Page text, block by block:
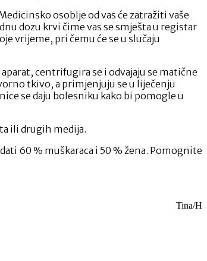
osoblje od vas će zatražiti vaše
dozu krvi čime vas se smješta u registar
vrijeme, pri čemu će se u slučaju
centrifugira se i odvajaju se matične
tkivo, a primjenjuju se u liječenju
se daju bolesniku kako bi pomogle u
ili drugih medija.
60 % muškaraca i 50 % žena. Pomognite
Tina/H